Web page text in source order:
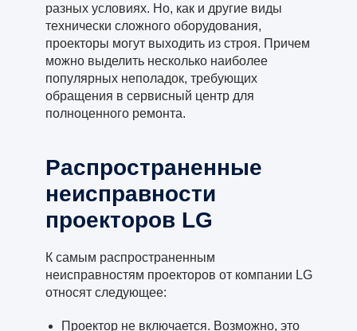
разных условиях. Но, как и другие виды
технически сложного оборудования,
проекторы могут выходить из строя. Причем
можно выделить несколько наиболее
популярных неполадок, требующих
обращения в сервисный центр для
полноценного ремонта.
Распространенные
неисправности
проекторов LG
К самым распространенным
неисправностям проекторов от компании LG
относят следующее:
Проектор не включается. Возможно, это